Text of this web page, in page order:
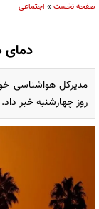
صفحه نخست » اجتماعی
دمای
مدیرکل هواشناسی
روز چهارشنبه خبر داد.